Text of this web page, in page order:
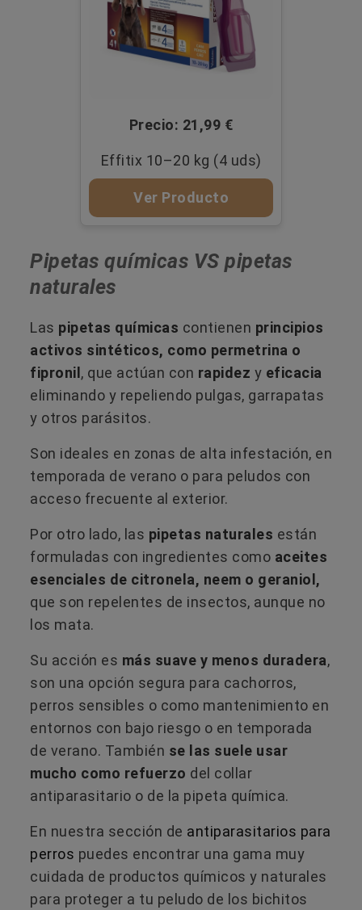
Precio: 21,99 €
Effitix 10–20 kg (4 uds)
Ver Producto
Pipetas químicas VS pipetas
naturales
Las pipetas químicas contienen principios
activos sintéticos, como permetrina o
fipronil, que actúan con rapidez y eficacia
eliminando y repeliendo pulgas, garrapatas
y otros parásitos.
Son ideales en zonas de alta infestación, en
temporada de verano o para peludos con
acceso frecuente al exterior.
Por otro lado, las pipetas naturales están
formuladas con ingredientes como aceites
esenciales de citronela, neem o geraniol,
que son repelentes de insectos, aunque no
los mata.
Su acción es más suave y menos duradera,
son una opción segura para cachorros,
perros sensibles o como mantenimiento en
entornos con bajo riesgo o en temporada
de verano. También se las suele usar
mucho como refuerzo del collar
antiparasitario o de la pipeta química.
En nuestra sección de antiparasitarios para
perros puedes encontrar una gama muy
cuidada de productos químicos y naturales
para proteger a tu peludo de los bichitos